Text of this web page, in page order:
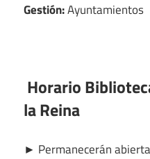
Gestión:Ayuntamientos
Horario
la Reina
► Permanecerán